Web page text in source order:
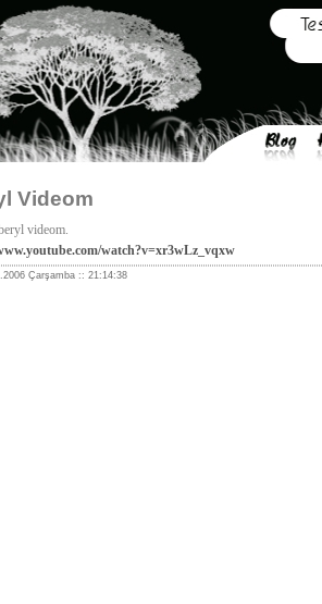
Videom
videom.
watch?v=xr3wLz_vqxw
Çarşamba :: 21:14:38